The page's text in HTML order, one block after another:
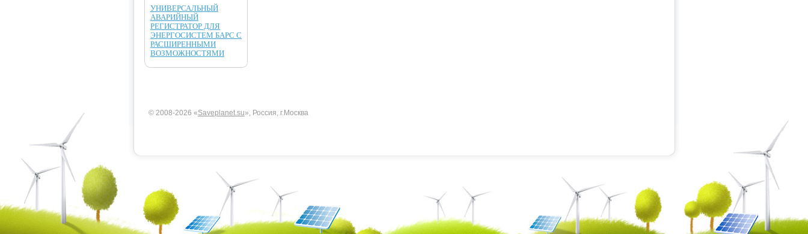
УНИВЕРСАЛЬНЫЙ
АВАРИЙНЫЙ
РЕГИСТРАТОР ДЛЯ
ЭНЕРГОСИСТЕМ БАРС С
РАСШИРЕННЫМИ
ВОЗМОЖНОСТЯМИ
© 2008-2026 «Saveplanet.su», Россия, г.Москва